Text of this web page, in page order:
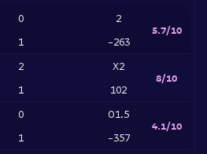
0
1
2
-263
5.7/10
2
1
X2
102
8/10
0
1
O1.5
-357
4.1/10